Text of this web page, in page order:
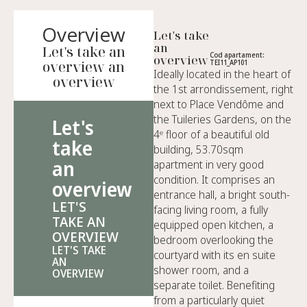
Let's take
an
overview Cod apartament:
TEI11_AP101
Ideally located in the heart of
the 1st arrondissement, right
next to Place Vendôme and
the Tuileries Gardens, on the
4ᵉ floor of a beautiful old
building, 53.70sqm
apartment in very good
condition. It comprises an
entrance hall, a bright south-
facing living room, a fully
equipped open kitchen, a
bedroom overlooking the
courtyard with its en suite
shower room, and a
separate toilet. Benefiting
from a particularly quiet
Overview
Let's take an
overview an
overview
Let's
take
an
overview
LET'S
TAKE AN
OVERVIEW
LET'S TAKE
AN
OVERVIEW